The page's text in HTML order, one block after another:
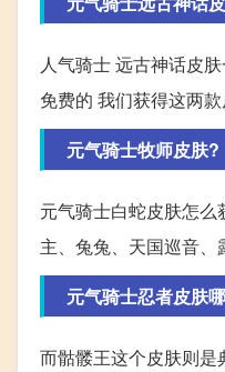
人气骑士 远古神话皮
免费的 我们获得这两款
元气骑士牧师皮肤?
元气骑士白蛇皮肤怎
主、兔兔、天国巡音、
元气骑士忍者皮肤
而骷髅王这个皮肤则